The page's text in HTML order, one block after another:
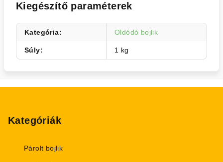
Kiegészítő paraméterek
Kategória: Oldódó bojlik
Súly: 1 kg
Kategóriák
Párolt bojlik